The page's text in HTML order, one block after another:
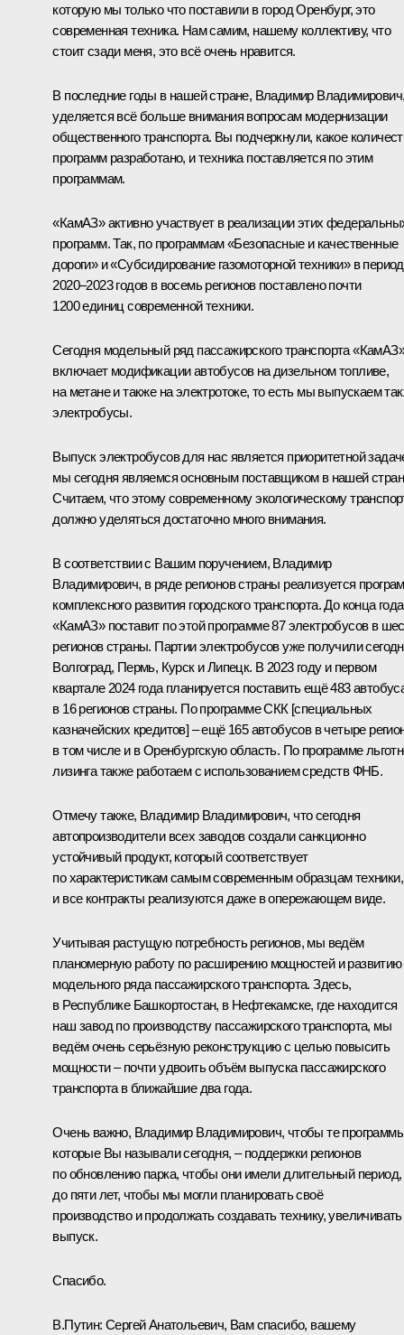
которую мы только что поставили в город Оренбург, это
современная техника. Нам самим, нашему коллективу, что
стоит сзади меня, это всё очень нравится.
В последние годы в нашей стране, Владимир
уделяется всё больше внимания вопросам модернизации
общественного транспорта. Вы подчеркнули, какое
программ разработано, и техника поставляется по этим
программам.
«КамАЗ» активно участвует в реализации этих
программ. Так, по программам «Безопасные и качественные
дороги» и «Субсидирование газомоторной техники» в период
2020–2023 годов в восемь регионов поставлено почти
1200 единиц современной техники.
Сегодня модельный ряд пассажирского транспорта «КамАЗ»
включает модификации автобусов на дизельном топливе,
на метане и также на электротоке, то есть мы выпускаем
электробусы.
Выпуск электробусов для нас является приоритетной
мы сегодня являемся основным поставщиком в нашей
Считаем, что этому современному экологическому
должно уделяться достаточно много внимания.
В соответствии с Вашим поручением, Владимир
Владимирович, в ряде регионов страны реализуется
комплексного развития городского транспорта. До конца года
«КамАЗ» поставит по этой программе 87 электробусов в
регионов страны. Партии электробусов уже получили
Волгоград, Пермь, Курск и Липецк. В 2023 году и первом
квартале 2024 года планируется поставить ещё 483
в 16 регионов страны. По программе СКК [специальных
казначейских кредитов] – ещё 165 автобусов в четыре
в том числе и в Оренбургскую область. По программе
лизинга также работаем с использованием средств ФНБ.
Отмечу также, Владимир Владимирович, что сегодня
автопроизводители всех заводов создали санкционно
устойчивый продукт, который соответствует
по характеристикам самым современным образцам техники,
и все контракты реализуются даже в опережающем виде.
Учитывая растущую потребность регионов, мы ведём
планомерную работу по расширению мощностей и развитию
модельного ряда пассажирского транспорта. Здесь,
в Республике Башкортостан, в Нефтекамске, где находится
наш завод по производству пассажирского транспорта, мы
ведём очень серьёзную реконструкцию с целью повысить
мощности – почти удвоить объём выпуска пассажирского
транспорта в ближайшие два года.
Очень важно, Владимир Владимирович, чтобы те
которые Вы называли сегодня, – поддержки регионов
по обновлению парка, чтобы они имели длительный период,
до пяти лет, чтобы мы могли планировать своё
производство и продолжать создавать технику, увеличивать
выпуск.
Спасибо.
В.Путин: Сергей Анатольевич, Вам спасибо, вашему